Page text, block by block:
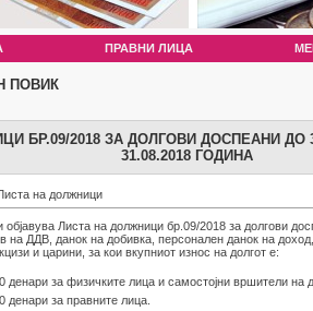
ПРАВНИ ЛИЦА
ПОВИК
БР.09/2018 ЗА ДОЛГОВИ ДОСПЕАНИ ДО
31.08.2018 ГОДИНА
на должници
објавува Листа на должници бр.09/2018 за долгови
на ДДВ, данок на добивка, персонален данок на
и царини, за кои вкупниот износ на долгот е:
денари за физичките лица и самостојни вршители на
денари за правните лица.